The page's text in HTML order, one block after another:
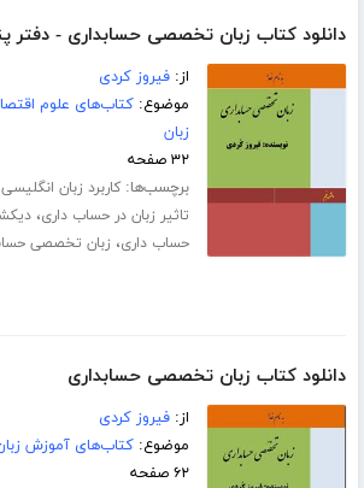
دانلود کتاب زبان تخصصی حسابداری - دفتر
از:فیروز کردی
موضوع:کتاب‌های علوم
زبان
۳۲ صفحه
برچسب‌ها:کاربرد زبان
تاثیر زبان در حساب داری،
حساب داری، زبان تخصصی
دانلود کتاب زبان تخصصی حسابداری
از:فیروز کردی
موضوع:کتاب‌های آموزش
۶۲ صفحه